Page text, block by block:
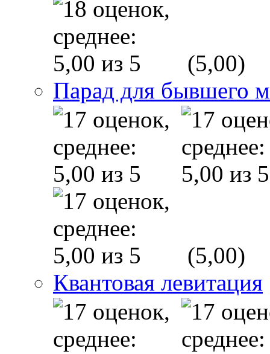
(5,00)
Парад для бывшего
(5,00)
Квантовая левитация